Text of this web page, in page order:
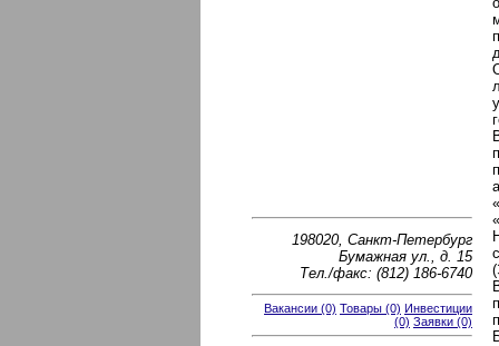
198020, Санкт-Петербург
Бумажная ул., д. 15
Тел./факс: (812) 186-6740
Вакансии (0) Товары (0) Инвестиции
(0) Заявки (0)